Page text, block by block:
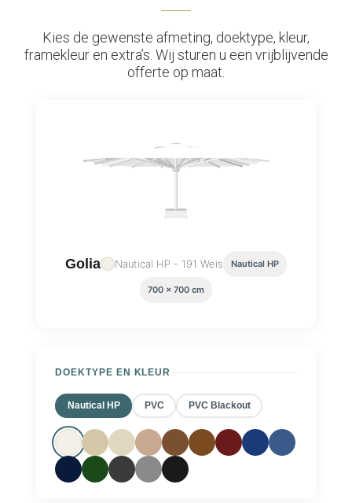
Kies de gewenste afmeting, doektype, kleur,
framekleur en extra’s. Wij sturen u een vrijblijvende
offerte op maat.
Golia Nautical HP - 191 Weis Nautical HP
700 x 700 cm
DOEKTYPE EN KLEUR
Nautical HP PVC PVC Blackout